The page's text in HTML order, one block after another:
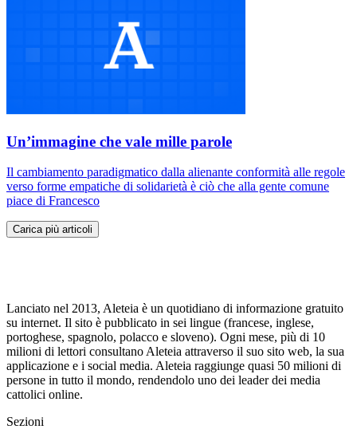
Un’immagine che vale mille parole
Il cambiamento paradigmatico dalla alienante conformità alle regole
verso forme empatiche di solidarietà è ciò che alla gente comune
piace di Francesco
Carica più articoli
Lanciato nel 2013, Aleteia è un quotidiano di informazione gratuito
su internet. Il sito è pubblicato in sei lingue (francese, inglese,
portoghese, spagnolo, polacco e sloveno). Ogni mese, più di 10
milioni di lettori consultano Aleteia attraverso il suo sito web, la sua
applicazione e i social media. Aleteia raggiunge quasi 50 milioni di
persone in tutto il mondo, rendendolo uno dei leader dei media
cattolici online.
Sezioni